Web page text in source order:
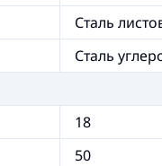
Сталь
Сталь
18
50